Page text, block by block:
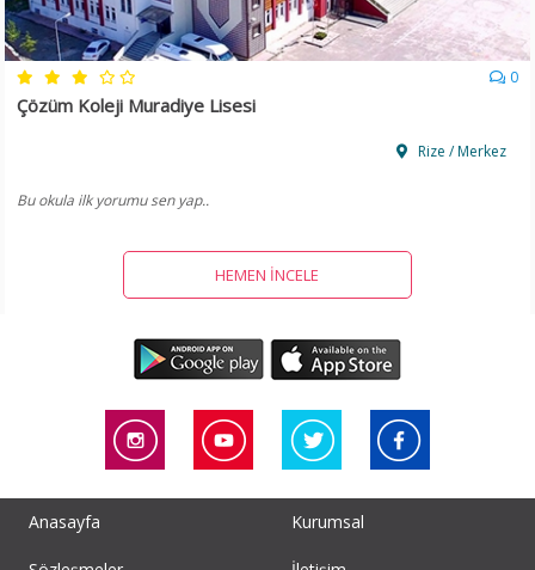
0
Çözüm Koleji Muradiye Lisesi
Rize / Merkez
Bu okula ilk yorumu sen yap..
HEMEN İNCELE
Anasayfa Kurumsal